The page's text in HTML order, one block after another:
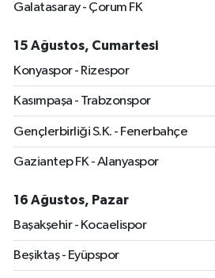
Galatasaray - Çorum FK
15 Ağustos, Cumartesi
Konyaspor - Rizespor
Kasımpaşa - Trabzonspor
Gençlerbirliği S.K. - Fenerbahçe
Gaziantep FK - Alanyaspor
16 Ağustos, Pazar
Başakşehir - Kocaelispor
Beşiktaş - Eyüpspor